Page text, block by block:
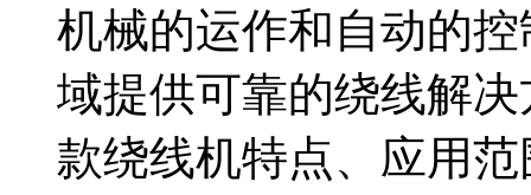
机械的运作和自动的
域提供可靠的绕线解
款绕线机特点、应用